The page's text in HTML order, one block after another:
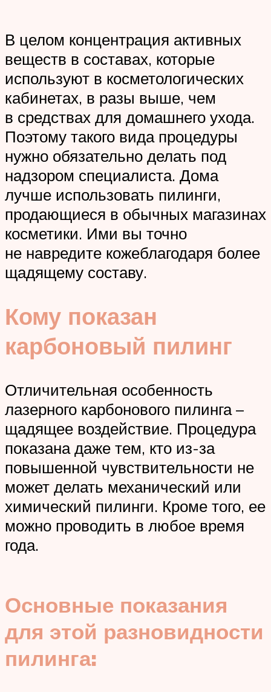
В целом концентрация активных
веществ в составах, которые
используют в косметологических
кабинетах, в разы выше, чем
в средствах для домашнего ухода.
Поэтому такого вида процедуры
нужно обязательно делать под
надзором специалиста. Дома
лучше использовать пилинги,
продающиеся в обычных магазинах
косметики. Ими вы точно
не навредите кожеблагодаря более
щадящему составу.
Кому показан
карбоновый пилинг
Отличительная особенность
лазерного карбонового пилинга –
щадящее воздействие. Процедура
показана даже тем, кто из-за
повышенной чувствительности не
может делать механический или
химический пилинги. Кроме того, ее
можно проводить в любое время
года.
Основные показания
для этой разновидности
пилинга: